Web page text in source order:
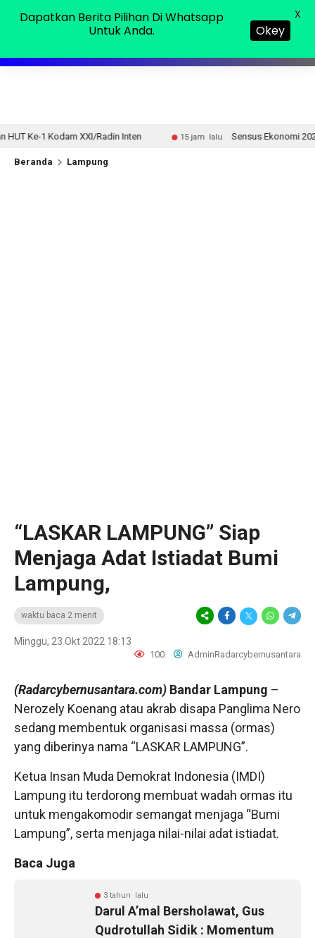
Radin Inten 15 jam lalu Sensus Ekonomi 2026, Pemprov
Beranda Lampung
“LASKAR LAMPUNG” Siap
Menjaga Adat Istiadat Bumi
Lampung,
waktu baca 2 menit
Minggu, 23 Okt 2022 18:13
100 AdminRadarcybernusantara
(Radarcybernusantara.com) Bandar Lampung –
Nerozely Koenang atau akrab disapa Panglima Nero
sedang membentuk organisasi massa (ormas)
yang diberinya nama “LASKAR LAMPUNG”.
Ketua Insan Muda Demokrat Indonesia (IMDI)
Lampung itu terdorong membuat wadah ormas itu
untuk mengakomodir semangat menjaga “Bumi
Lampung”, serta menjaga nilai-nilai adat istiadat.
Baca Juga
3 tahun lalu
Darul A’mal Bersholawat, Gus
Qudrotullah Sidik : Momentum
Dapatkan Berita Pilihan Di Whatsapp
Untuk Anda.
Okey
X